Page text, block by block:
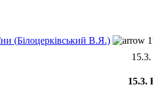
(Білоцерківський В.Я.)
15.3.